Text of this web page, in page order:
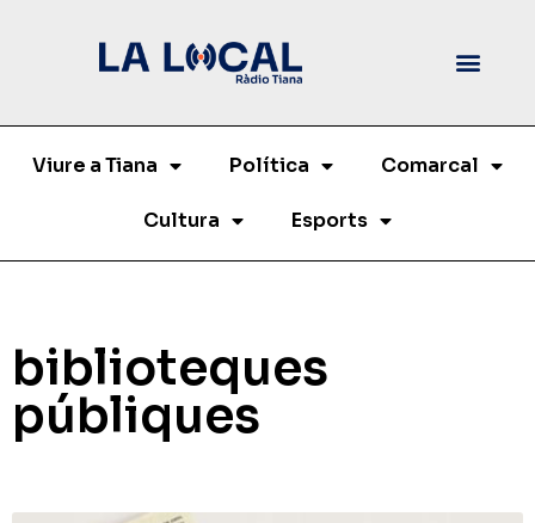
Viure a Tiana Política Comarcal
Cultura Esports
biblioteques
públiques